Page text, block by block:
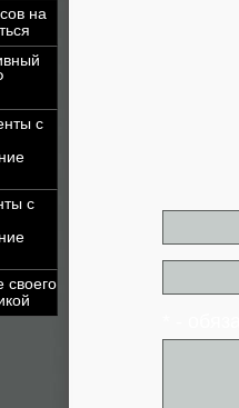
на
с
с
своего